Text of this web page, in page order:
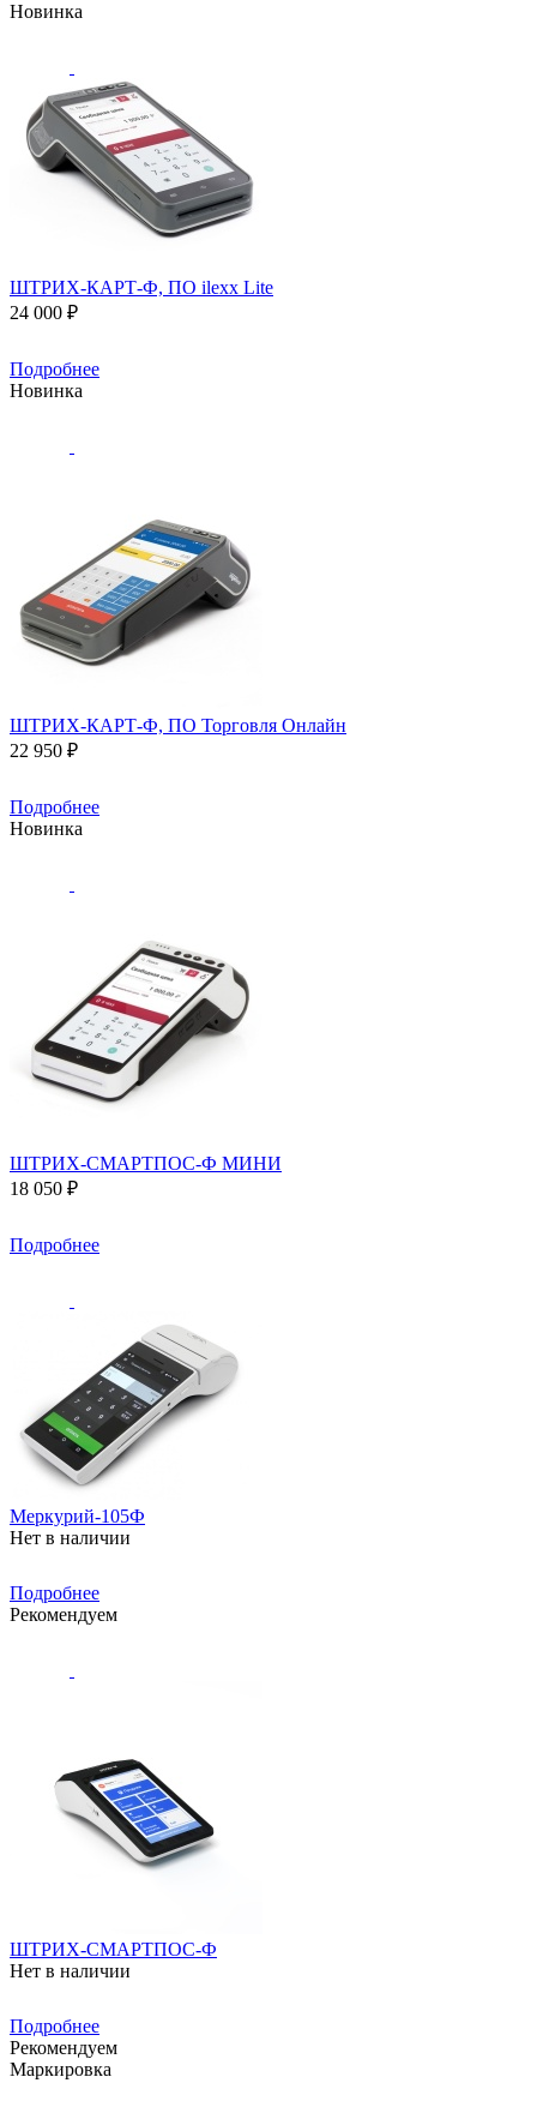
Новинка
ШТРИХ-КАРТ-Ф, ПО ilexx Lite
24 000 ₽
Подробнее
Новинка
ШТРИХ-КАРТ-Ф, ПО Торговля Онлайн
22 950 ₽
Подробнее
Новинка
ШТРИХ-СМАРТПОС-Ф МИНИ
18 050 ₽
Подробнее
Меркурий-105Ф
Нет в наличии
Подробнее
Рекомендуем
ШТРИХ-СМАРТПОС-Ф
Нет в наличии
Подробнее
Рекомендуем
Маркировка